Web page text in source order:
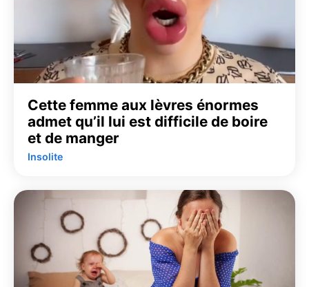
Cette femme aux lèvres énormes
admet qu’il lui est difficile de boire
et de manger
Insolite